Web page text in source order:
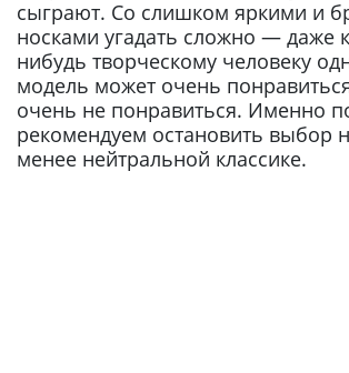
сыграют. Со слишком яркими и
носками угадать сложно — даже
нибудь творческому человеку
модель может очень
очень не понравиться. Именно
рекомендуем остановить выбор
менее нейтральной классике.